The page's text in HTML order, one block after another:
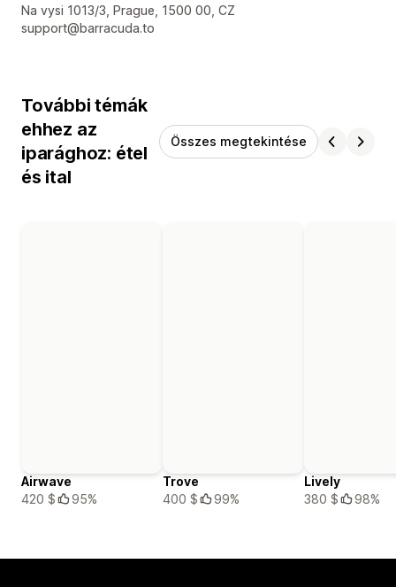
Dizájner kapcsolattartási adatai
Na vysi 1013/3, Prague, 1500 00, CZ
support@barracuda.to
További témák
ehhez az
iparághoz: étel
és ital
Összes megtekintése
Airwave
420 $
95%
Trove
400 $
99%
Lively
380 $
98%